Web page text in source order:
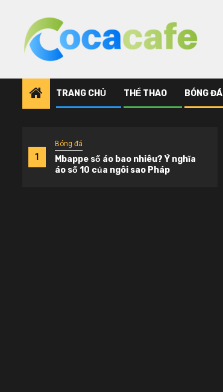
content
TRANG CHỦ THỂ THAO BÓNG ĐÁ
1
Bóng đá
Mbappe số áo bao nhiêu? Ý nghĩa
áo số 10 của ngôi sao Pháp